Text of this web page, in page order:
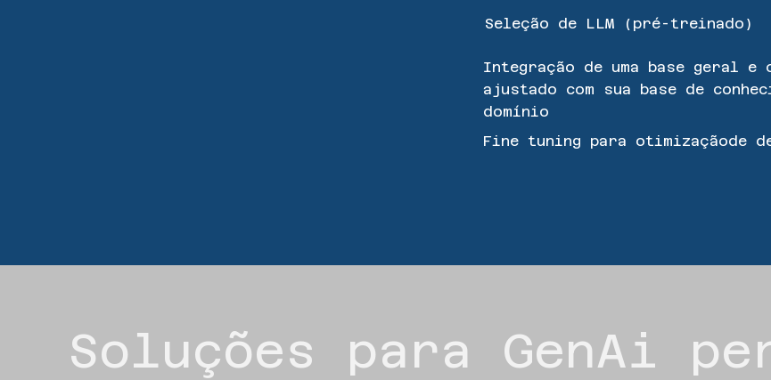
Fine tuning para otimizaçãode
Integração de uma base geral
ajustado com sua base de
domínio
Seleção de LLM (pré-treinado)
Soluções para GenAi